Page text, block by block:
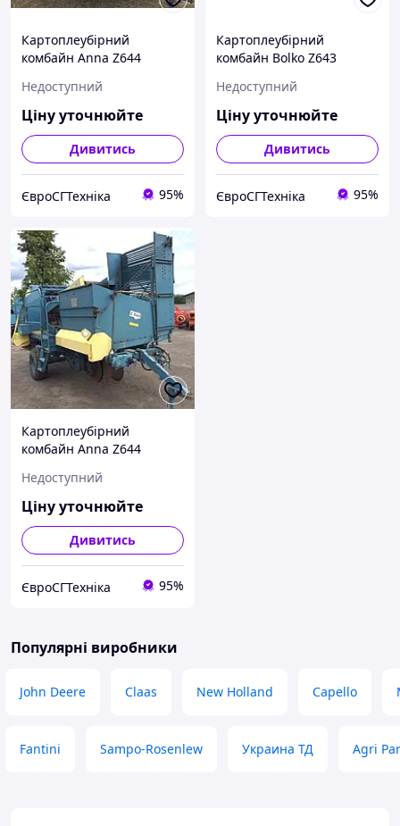
Картоплеубірний
комбайн Anna Z644
Недоступний
Ціну уточнюйте
Дивитись
ЄвроСГТехніка 95%
Картоплеубірний
комбайн Bolko Z643
Недоступний
Ціну уточнюйте
Дивитись
ЄвроСГТехніка 95%
Картоплеубірний
комбайн Anna Z644
Недоступний
Ціну уточнюйте
Дивитись
ЄвроСГТехніка 95%
Популярні виробники
John Deere Claas New Holland Capello
Fantini Sampo-Rosenlew Украина ТД Agri